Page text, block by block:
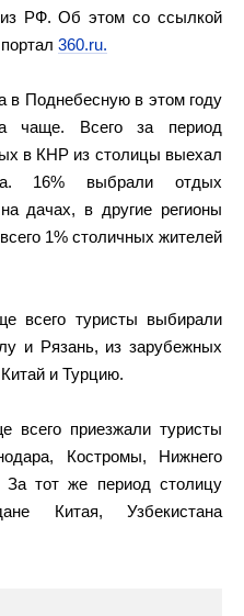
из РФ. Об этом со ссылкой
360.ru.
в Поднебесную в этом году
чаще. Всего за период
в КНР из столицы выехал
16% выбрали отдых
дачах, в другие регионы
1% столичных жителей
всего туристы выбирали
и Рязань, из зарубежных
и Турцию.
всего приезжали туристы
Костромы, Нижнего
За тот же период столицу
Китая, Узбекистана